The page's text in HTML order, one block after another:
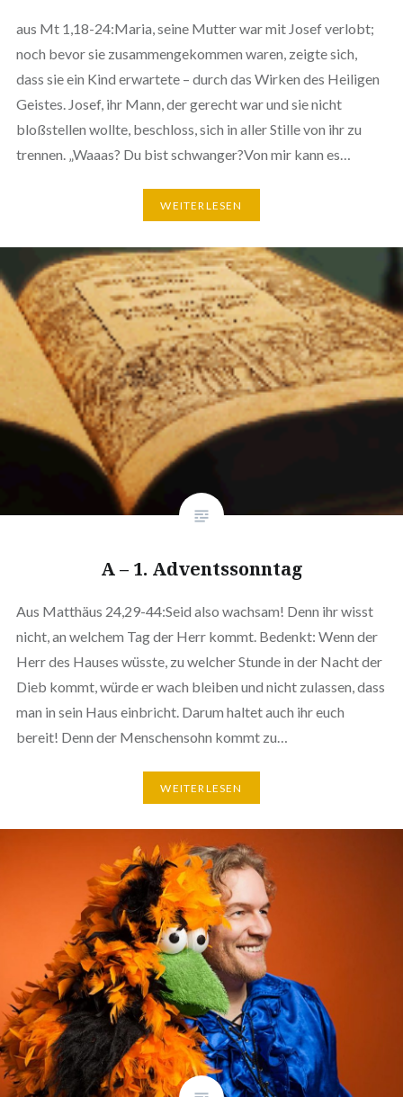
aus Mt 1,18-24:Maria, seine Mutter war mit Josef verlobt;
noch bevor sie zusammengekommen waren, zeigte sich,
dass sie ein Kind erwartete – durch das Wirken des Heiligen
Geistes. Josef, ihr Mann, der gerecht war und sie nicht
bloßstellen wollte, beschloss, sich in aller Stille von ihr zu
trennen. „Waaas? Du bist schwanger?Von mir kann es…
WEITERLESEN
A – 1. Adventssonntag
Aus Matthäus 24,29-44:Seid also wachsam! Denn ihr wisst
nicht, an welchem Tag der Herr kommt. Bedenkt: Wenn der
Herr des Hauses wüsste, zu welcher Stunde in der Nacht der
Dieb kommt, würde er wach bleiben und nicht zulassen, dass
man in sein Haus einbricht. Darum haltet auch ihr euch
bereit! Denn der Menschensohn kommt zu…
WEITERLESEN